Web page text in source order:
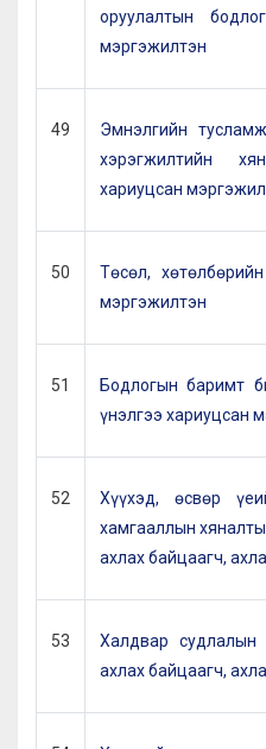
оруулалтын
мэргэжилтэн
49
Эмнэлгийн
хэрэгжилтийн
хариуцсан
50
Төсөл,
мэргэжилтэн
51
Бодлогын баримт
үнэлгээ хариуцсан
52
Хүүхэд, өсвөр
хамгааллын
ахлах байцаагч,
53
Халдвар судлалын
ахлах байцаагч,